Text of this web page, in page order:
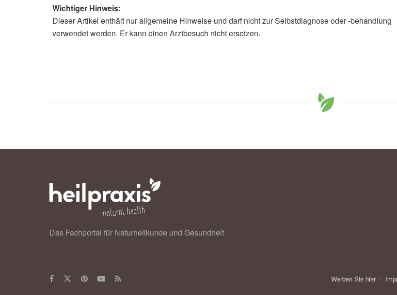
Wichtiger Hinweis:
Dieser Artikel enthält nur allgemeine Hinweise und darf nicht zur Selbstdiagnose oder -behandlung
verwendet werden. Er kann einen Arztbesuch nicht ersetzen.
Das Fachportal für Naturheilkunde und Gesundheit
Werben Sie hier